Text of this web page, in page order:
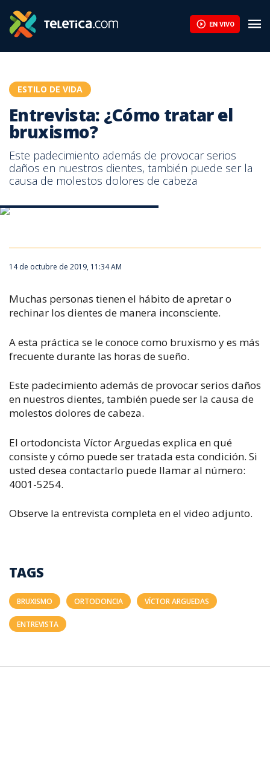
EN VIVO
ESTILO DE VIDA
Entrevista: ¿Cómo tratar el
bruxismo?
Este padecimiento además de provocar serios
daños en nuestros dientes, también puede ser la
causa de molestos dolores de cabeza
14 de octubre de 2019, 11:34 AM
Muchas personas tienen el hábito de apretar o
rechinar los dientes de manera inconsciente.​
A esta práctica se le conoce como bruxismo y es más
frecuente durante las horas de sueño.
Este padecimiento además de provocar serios daños
en nuestros dientes, también puede ser la causa de
molestos dolores de cabeza.
El ortodoncista Víctor Arguedas explica en qué
consiste y cómo puede ser tratada esta condición. Si
usted desea contactarlo puede llamar al número:
4001-5254.
Observe la entrevista completa en el video adjunto.
TAGS
BRUXISMO ORTODONCIA VÍCTOR ARGUEDAS
ENTREVISTA